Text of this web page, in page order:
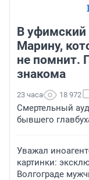
В уфимский
Марину,
не помнит.
знакома
23 часа 18 972
Смертельный
бывшего
Уважал
картинки:
Волгограде